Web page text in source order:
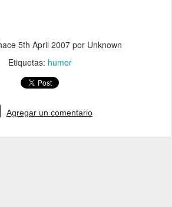
5th April 2007por Unknown
Etiquetas: humor
Agregar un comentario